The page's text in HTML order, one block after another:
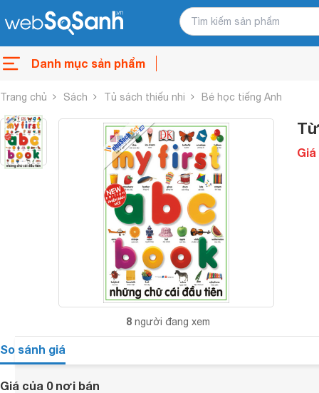
Danh mục sản phẩm
Trang chủ Sách Tủ sách thiếu nhi Bé học tiếng Anh
8 người đang xem
So sánh giá
Giá của 0 nơi bán